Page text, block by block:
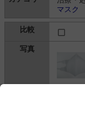
マスク